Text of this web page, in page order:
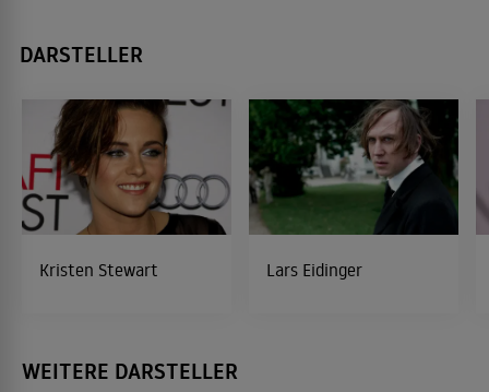
DARSTELLER
Kristen Stewart Lars Eidinger
WEITERE DARSTELLER